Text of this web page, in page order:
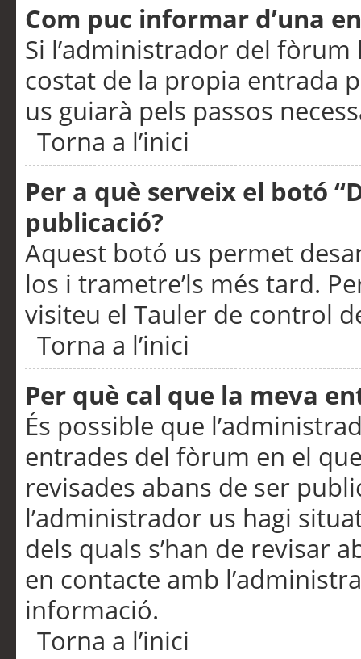
Com puc informar d’una
Si l’administrador del
costat de la propia entrada
us guiarà pels passos
Torna a l’inici
Per a què serveix el botó
publicació?
Aquest botó us permet
los i trametre’ls més tard.
visiteu el Tauler de control
Torna a l’inici
Per què cal que la meva
És possible que
entrades del fòrum en el
revisades abans de ser
l’administrador us hagi
dels quals s’han de revisar
en contacte amb
informació.
Torna a l’inici